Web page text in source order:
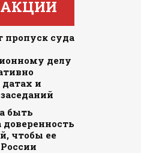
пропуск суда
делу
датах и
быть
чтобы ее